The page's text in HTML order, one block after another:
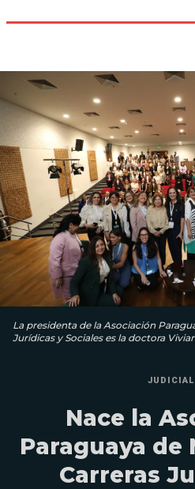
La presidenta de la Asociación
Jurídicas y Sociales es la doctora
Nace la
Paraguaya de
Carreras